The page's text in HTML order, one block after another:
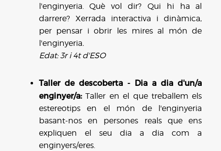
l'enginyeria. Què vol dir? Qui hi ha al
darrere? Xerrada interactiva i dinàmica,
per pensar i obrir les mires al món de
l'enginyeria.
Edat: 3r i 4t d'ESO
Taller de descoberta - Dia a dia d'un/a
enginyer/a:Taller en el que treballem els
estereotips en el món de l'enginyeria
basant-nos en persones reals que ens
expliquen el seu dia a dia com a
enginyers/eres.